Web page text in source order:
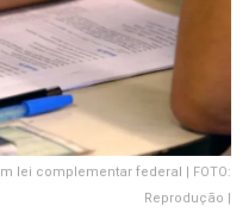
lei complementar federal | FOTO:
Reprodução |